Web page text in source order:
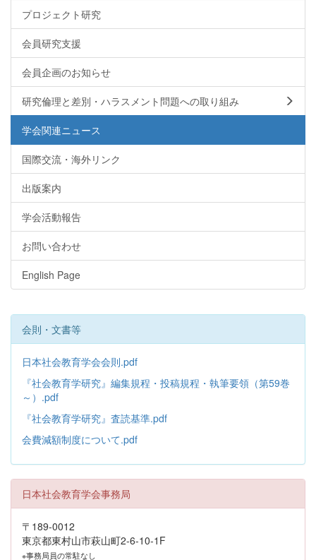
プロジェクト研究
会員研究支援
会員企画のお知らせ
研究倫理と差別・ハラスメント問題への取り組み
学会関連ニュース
国際交流・海外リンク
出版案内
学会活動報告
お問い合わせ
English Page
会則・文書等
日本社会教育学会会則.pdf
『社会教育学研究』編集規程・投稿規程・執筆要領（第59巻
～）.pdf
『社会教育学研究』査読基準.pdf
会費減額制度について.pdf
日本社会教育学会事務局
〒189-0012
東京都東村山市萩山町2-6-10-1F
※事務局員の常駐なし